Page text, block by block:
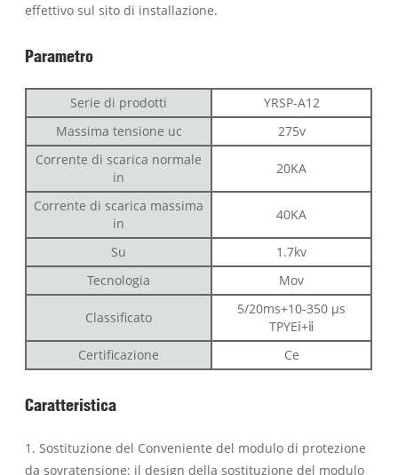
effettivo sul sito di installazione.
Parametro
Serie di prodotti
YRSP-A12
Massima tensione uc
275v
Corrente di scarica normale
in
20KA
Corrente di scarica massima
in
40KA
Su
1.7kv
Tecnologia
Mov
Classificato
5/20ms+10-350 µs
TPYEⅰ+ⅱ
Certificazione
Ce
Caratteristica
1. Sostituzione del Conveniente del modulo di protezione
da sovratensione: il design della sostituzione del modulo